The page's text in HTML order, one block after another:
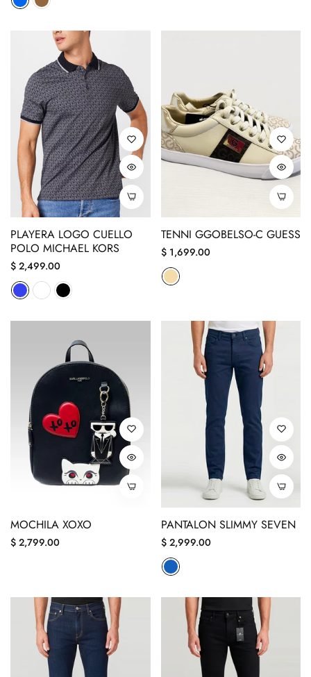
PLAYERA LOGO CUELLO
POLO MICHAEL KORS
Precio
regular
$ 2,499.00
TENNI GGOBELSO-C GUESS
Precio
regular
$ 1,699.00
MOCHILA XOXO
Precio
$ 2,799.00
PANTALON SLIMMY SEVEN
Precio
regular
$ 2,999.00